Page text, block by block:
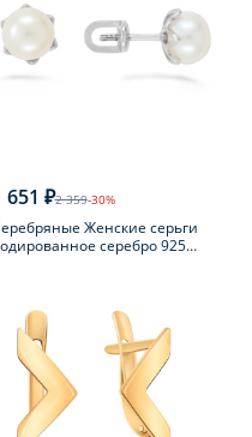
651 ₽2 359-30%
Женские серьги
серебро 925